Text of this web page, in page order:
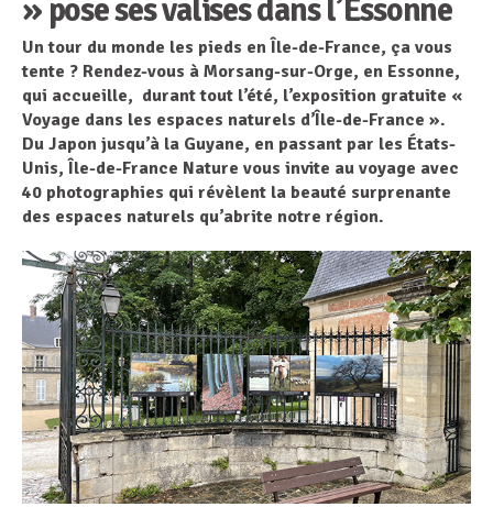
» pose ses valises dans l’Essonne
Un tour du monde les pieds en Île-de-France, ça vous
tente ? Rendez-vous à Morsang-sur-Orge, en Essonne,
qui accueille, durant tout l’été, l’exposition gratuite «
Voyage dans les espaces naturels d’Île-de-France ».
Du Japon jusqu’à la Guyane, en passant par les États-
Unis, Île-de-France Nature vous invite au voyage avec
40 photographies qui révèlent la beauté surprenante
des espaces naturels qu’abrite notre région.